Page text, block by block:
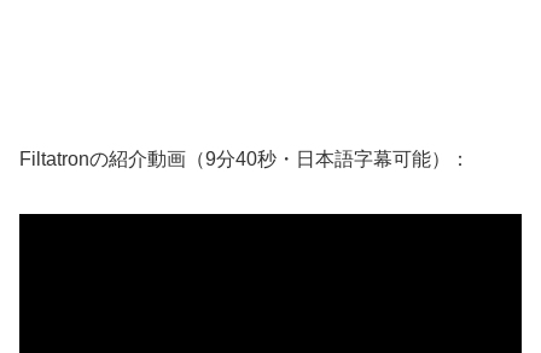
Filtatronの紹介動画（9分40秒・日本語字幕可能）：